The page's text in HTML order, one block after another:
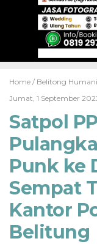
Home / Belitong
Jumat, 1 September
Satpol
Punk ke
Sempat
Kantor
Belitung